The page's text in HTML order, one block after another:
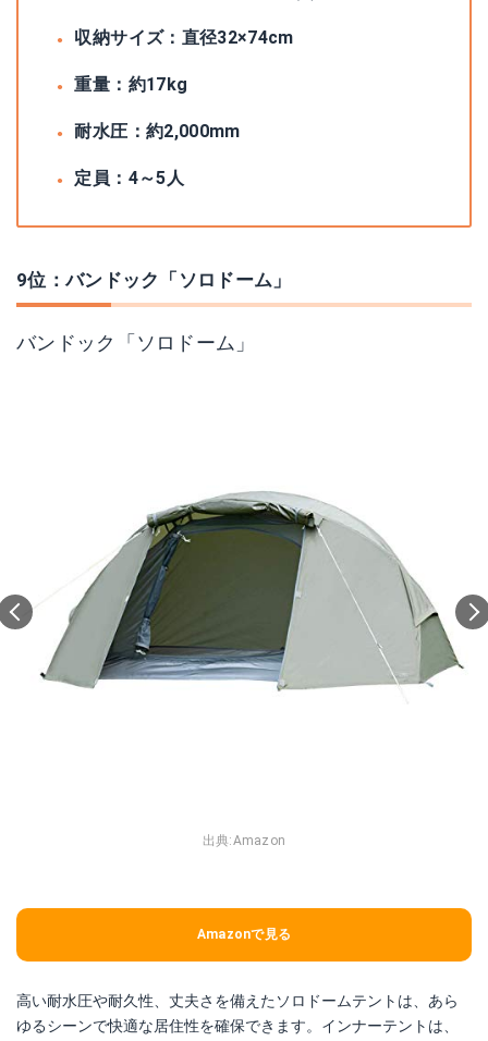
収納サイズ：直径32×74cm
重量：約17kg
耐水圧：約2,000mm
定員：4～5人
9位：バンドック「ソロドーム」
バンドック「ソロドーム」
出典:Amazon
Amazonで見る
高い耐水圧や耐久性、丈夫さを備えたソロドームテントは、あら
ゆるシーンで快適な居住性を確保できます。インナーテントは、